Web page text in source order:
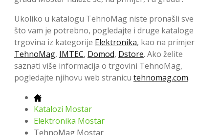
Ukoliko u katalogu TehnoMag niste pronašli sve
što vam je potrebno, pogledajte i druge kataloge
trgovina iz kategorije Elektronika, kao na primjer
TehnoMag, IMTEC, Domod, Dstore. Ako želite
saznati više informacija o trgovini TehnoMag,
pogledajte njihovu web stranicu tehnomag.com.
Katalozi Mostar
Elektronika Mostar
TehnoMag Mostar